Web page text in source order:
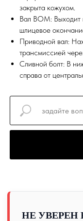
закрыта кожухом.
Вал ВОМ: Выходит
шлицевое
Приводной вал:
трансмиссией
Сливной болт: В
справа от
НЕ УВЕРЕН